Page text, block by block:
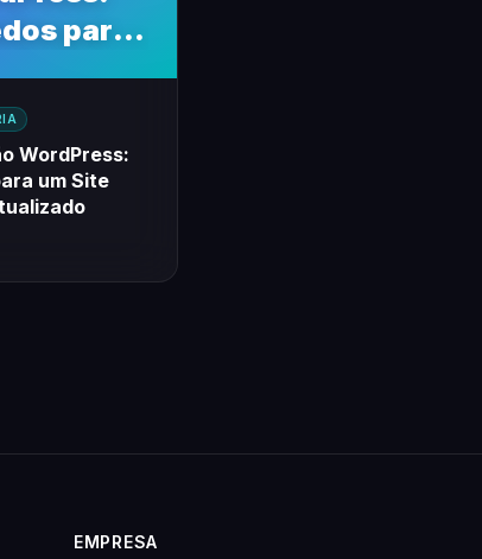
para
WordPress:
um Site
EMPRESA